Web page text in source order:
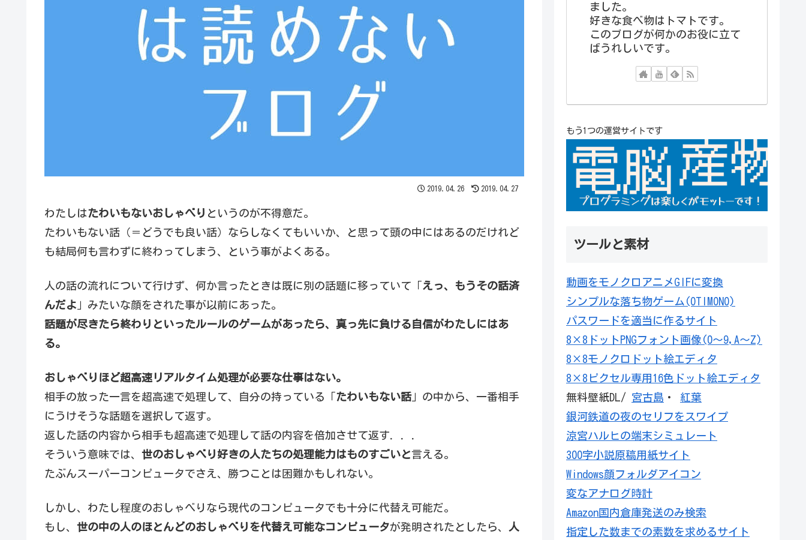
2019.04.26 2019.04.27
わたしはたわいもないおしゃべり というのが不得意だ。
たわいもない話（＝どうでも良い話）ならしなくてもいいか、と思って頭の中にはあるのだけれど
も結局何も言わずに終わってしまう、という事がよくある。
人の話の流れについて行けず、何か言ったときは既に別の話題に移っていて「えっ、もうその話済
んだよ 」みたいな顔をされた事が以前にあった。
話題が尽きたら終わりといったルールのゲームがあったら、真っ先に負ける自信がわたしにはあ
る。
おしゃべりほど超高速リアルタイム処理が必要な仕事はない。
相手の放った一言を超高速で処理して、自分の持っている「たわいもない話」の中から、一番相手
にうけそうな話題を選択して返す。
返した話の内容から相手も超高速で処理して話の内容を倍加させて返す．．．
そういう意味では、 世のおしゃべり好きの人たちの処理能力はものすごいと言える。
たぶんスーパーコンピュータでさえ、勝つことは困難かもしれない。
しかし、わたし程度のおしゃべりなら現代のコンピュータでも十分に代替え可能だ。
もし、 世の中の人のほとんどのおしゃべりを代替え可能なコンピュータが発明されたとしたら、
人
ました。
好きな食べ物はトマトです。
このブログが何かのお役に立て
ばうれしいです。
もう1つの運営サイトです
ツールと素材
動画をモノクロアニメGIFに変換
シンプルな落ち物ゲーム(OTIMONO)
パスワードを適当に作るサイト
8×8ドットPNGフォント画像(0～9,A～Z)
8×8モノクロドット絵エディタ
8×8ピクセル専用16色ドット絵エディタ
無料壁紙DL/ 宮古島 ・ 紅葉
銀河鉄道の夜のセリフをスワイプ
涼宮ハルヒの端末シミュレート
300字小説原稿用紙サイト
Windows顔フォルダアイコン
変なアナログ時計
Amazon国内倉庫発送のみ検索
指定した数までの素数を求めるサイト